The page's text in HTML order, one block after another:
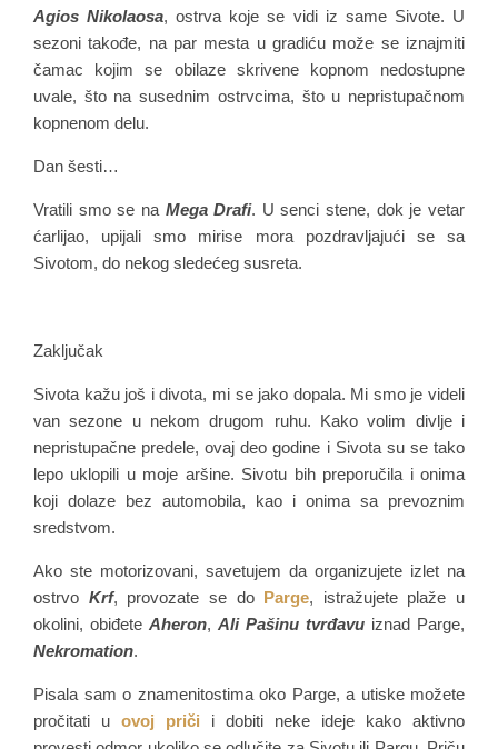
Agios Nikolaosa, ostrva koje se vidi iz same Sivote. U
sezoni takođe, na par mesta u gradiću može se iznajmiti
čamac kojim se obilaze skrivene kopnom nedostupne
uvale, što na susednim ostrvcima, što u nepristupačnom
kopnenom delu.
Dan šesti…
Vratili smo se na Mega Drafi. U senci stene, dok je vetar
ćarlijao, upijali smo mirise mora pozdravljajući se sa
Sivotom, do nekog sledećeg susreta.
Zaključak
Sivota kažu još i divota, mi se jako dopala. Mi smo je videli
van sezone u nekom drugom ruhu. Kako volim divlje i
nepristupačne predele, ovaj deo godine i Sivota su se tako
lepo uklopili u moje aršine. Sivotu bih preporučila i onima
koji dolaze bez automobila, kao i onima sa prevoznim
sredstvom.
Ako ste motorizovani, savetujem da organizujete izlet na
ostrvo Krf, provozate se do Parge, istražujete plaže u
okolini, obiđete Aheron, Ali Pašinu tvrđavu iznad Parge,
Nekromation.
Pisala sam o znamenitostima oko Parge, a utiske možete
pročitati u ovoj priči i dobiti neke ideje kako aktivno